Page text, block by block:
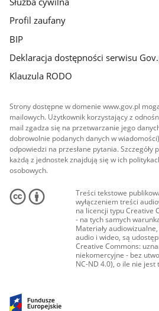
Profil zaufany
BIP
Deklaracja dostępności serwisu
Klauzula RODO
Strony dostępne w domenie www.gov.pl
mailowych. Użytkownik korzystający z
mail zgadza się na przetwarzanie jego
dobrowolnie podanych danych w
odpowiedzi na przesłane pytania.
każdą z jednostek znajdują się w ich
osobowych.
Treści tekstowe
wyłączeniem treści
na licencji typu Creative
- na tych samych
Materiały
audio i wideo, są
Creative Commons:
niekomercyjne - bez
NC-ND 4.0), o ile nie